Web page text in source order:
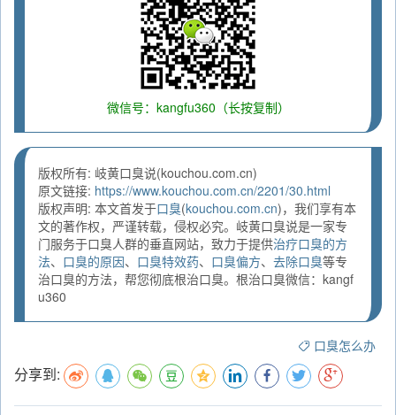
微信号：kangfu360（长按复制）
版权所有: 岐黄口臭说(kouchou.com.cn)
原文链接: https://www.kouchou.com.cn/2201/30.html
版权声明: 本文首发于口臭(kouchou.com.cn)，我们享有本
文的著作权，严谨转载，侵权必究。岐黄口臭说是一家专
门服务于口臭人群的垂直网站，致力于提供治疗口臭的方
法、 口臭的原因、 口臭特效药、 口臭偏方、 去除口臭等专
治口臭的方法，帮您彻底根治口臭。根治口臭微信：kangf
u360
口臭怎么办
分享到: